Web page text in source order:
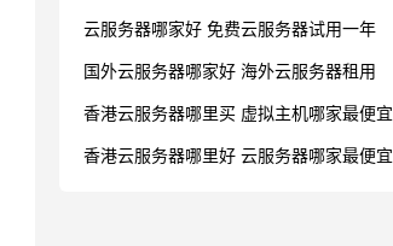
云服务器哪家好 免费云服务器试用一年
国外云服务器哪家好 海外云服务器租用
香港云服务器哪里买 虚拟主机哪家最便宜
香港云服务器哪里好 云服务器哪家最便宜